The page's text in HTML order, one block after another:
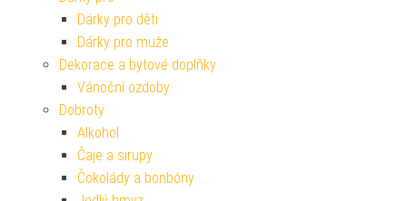
Dárky pro děti
Dárky pro muže
Dekorace a bytové doplňky
Vánoční ozdoby
Dobroty
Alkohol
Čaje a sirupy
Čokolády a bonbóny